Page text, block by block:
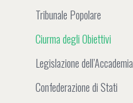
Tribunale Popolare
Ciurma degli Obiettivi
Legislazione dell’Accademia
Confederazione di Stati